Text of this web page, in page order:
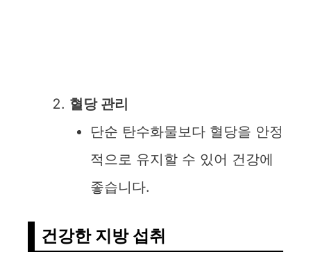
혈당 관리
단순 탄수화물보다 혈당을 안정
적으로 유지할 수 있어 건강에
좋습니다.
건강한 지방 섭취